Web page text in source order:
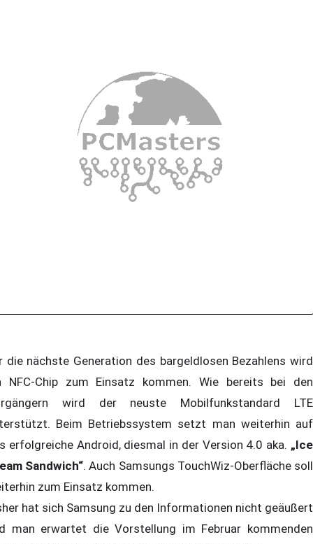
die nächste Generation des bargeldlosen Bezahlens wird
NFC-Chip zum Einsatz kommen. Wie bereits bei den
wird der neuste Mobilfunkstandard LTE
Beim Betriebssystem setzt man weiterhin auf
erfolgreiche Android, diesmal in der Version 4.0 aka. „Ice
Sandwich“. Auch Samsungs TouchWiz-Oberfläche soll
zum Einsatz kommen.
hat sich Samsung zu den Informationen nicht geäußert
man erwartet die Vorstellung im Februar kommenden